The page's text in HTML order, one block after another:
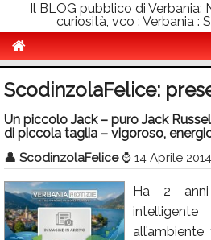
Il BLOG pubblico di Verbania:
curiosità, vco : Verbania :
Politica
Sport
Eventi
Info Utili
Rubriche
ScodinzolaFelice:
Un piccolo Jack – puro Jack
di piccola taglia – vigoroso,
👤 ScodinzolaFelice ⌚ 14 Aprile
Ha 2